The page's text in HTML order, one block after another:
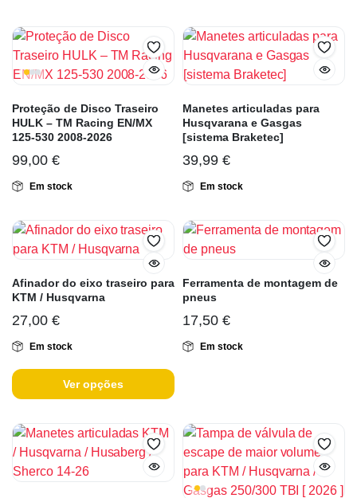
Proteção de Disco Traseiro
HULK – TM Racing EN/MX
125-530 2008-2026
99,00 €
Em stock
Manetes articuladas para
Husqvarana e Gasgas
[sistema Braketec]
39,99 €
Em stock
Afinador do eixo traseiro para
KTM / Husqvarna
27,00 €
Em stock
Ver opções
Ferramenta de montagem de
pneus
17,50 €
Em stock